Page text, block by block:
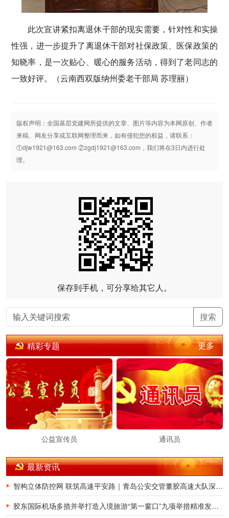
此次宣讲紧扣离退休干部的现实需要，针对性和实操
性强，进一步提升了离退休干部对社保政策、医保政策的
知晓率，是一次贴心、暖心的服务活动，得到了老同志的
一致好评。
（云南西双版纳州委老干部局 苏理丽）
版权声明：全国基层党建网所提供的文章、图片等内容为本网原创、作者
来稿、网友分享或互联网整理而来，如有侵犯您的权益，请联系：
①djw1921@163.com ②zgdj1921@163.com，我们将在3日内进行处
理。
保存到手机，可分享给其它人。
搜索
精彩专题 更多
公益宣传员 通讯员
最新资讯
智构立体防控网 联筑高速平安路｜青岛公安交管董胶高速大队深耕交通治理提质增效
胶东国际机场多措并举打造入境旅游“第一窗口”九项举措精准发力，助力青岛建设国际滨海旅游度假胜地